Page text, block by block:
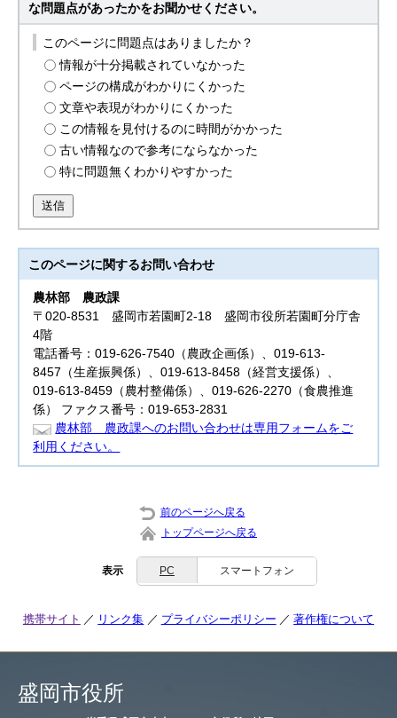
な問題点があったかをお聞かせください。
このページに問題点はありましたか？
情報が十分掲載されていなかった
ページの構成がわかりにくかった
文章や表現がわかりにくかった
この情報を見付けるのに時間がかかった
古い情報なので参考にならなかった
特に問題無くわかりやすかった
送信
このページに関するお問い合わせ
農林部 農政課
〒020-8531 盛岡市若園町2-18 盛岡市役所若園町分庁舎
4階
電話番号：019-626-7540（農政企画係）、019-613-
8457（生産振興係）、019-613-8458（経営支援係）、
019-613-8459（農村整備係）、019-626-2270（食農推進
係） ファクス番号：019-653-2831
農林部 農政課へのお問い合わせは専用フォームをご
利用ください。
前のページへ戻る
トップページへ戻る
表示 PC スマートフォン
携帯サイト リンク集 プライバシーポリシー 著作権について
盛岡市役所